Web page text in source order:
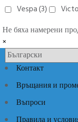
Vespa(3)
Не бяха намерени
×
Контакт
Връщания и
Въпроси